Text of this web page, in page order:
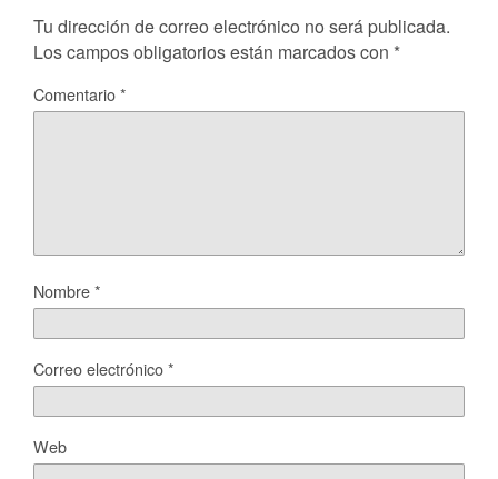
Tu dirección de correo electrónico no será publicada.
Los campos obligatorios están marcados con *
Comentario*
Nombre*
Correo electrónico*
Web